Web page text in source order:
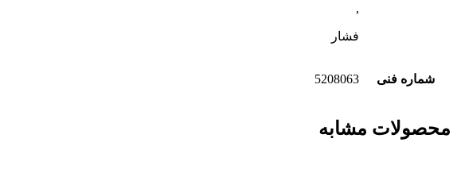
,
فشار
شماره فنی 5208063
محصولات مشابه